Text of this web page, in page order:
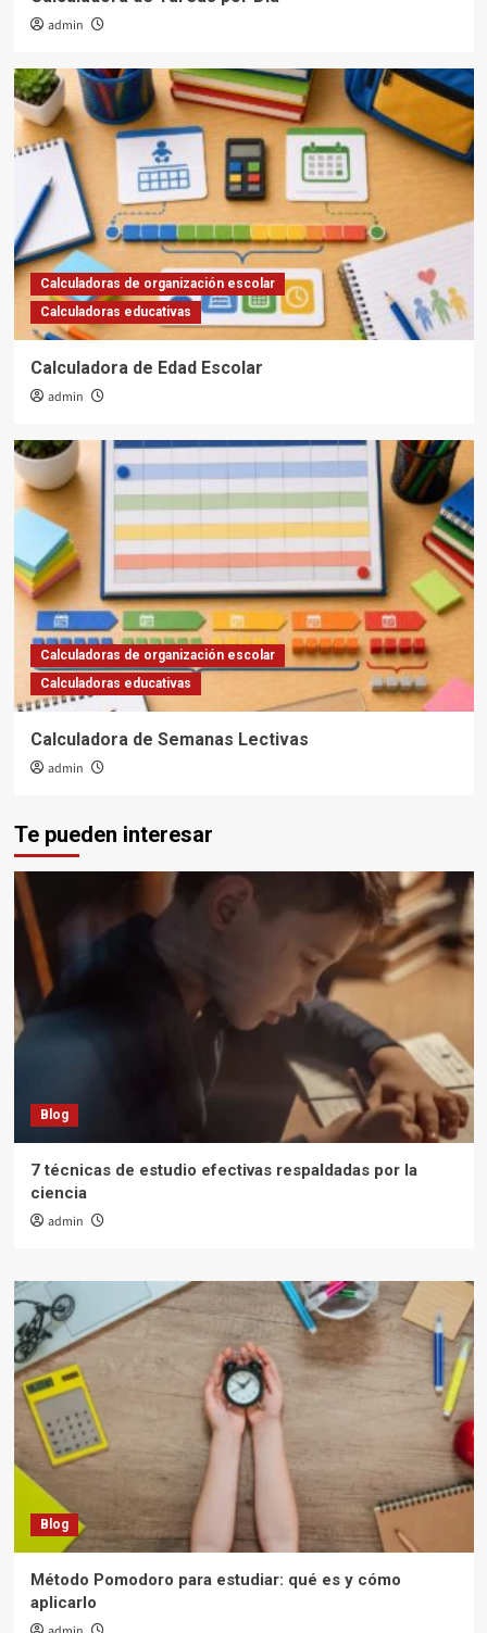
admin
Calculadoras de organización escolar
Calculadoras educativas
Calculadora de Edad Escolar
admin
Calculadoras de organización escolar
Calculadoras educativas
Calculadora de Semanas Lectivas
admin
Te pueden interesar
Blog
7 técnicas de estudio efectivas respaldadas por la
ciencia
admin
Blog
Método Pomodoro para estudiar: qué es y cómo
aplicarlo